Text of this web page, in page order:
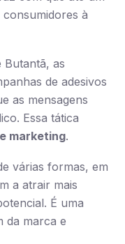
à
Butantã, as
de adesivos
as mensagens
Essa tática
marketing.
várias formas, em
a atrair mais
É uma
da marca e